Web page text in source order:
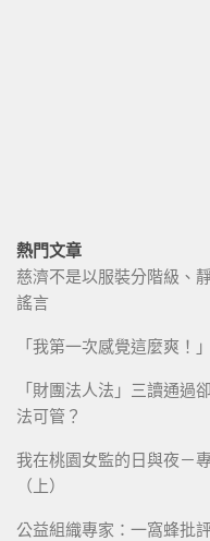
熱門文章
慈濟不是以服裝分階級、
謠言
「我第一次感覺這麼爽！
「財團法人法」三讀通過
法可管？
我在桃園女監的日與夜－
（上）
公益組織專家：一窩蜂批